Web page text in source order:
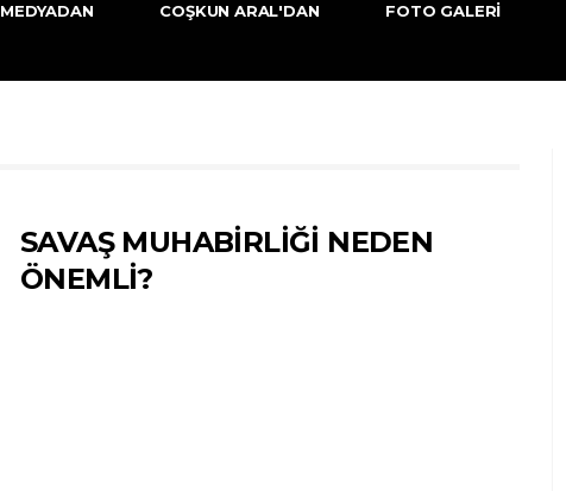
MEDYADAN COŞKUN ARAL'DAN FOTO GALERI
SAVAŞ MUHABİRLİĞİ NEDEN
ÖNEMLİ?